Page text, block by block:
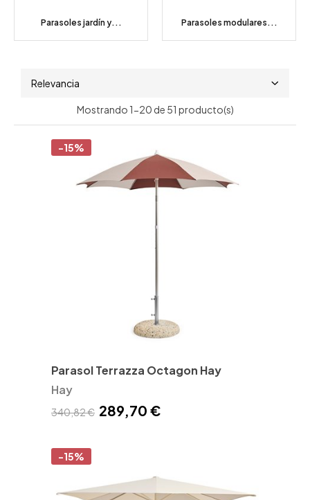
Parasoles jardín y... Parasoles modulares...
Relevancia
Mostrando 1-20 de 51 producto(s)
-15%
Parasol Terrazza Octagon Hay
Hay
340,82 € 289,70 €
-15%